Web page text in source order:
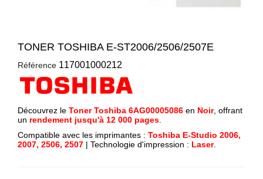
TONER TOSHIBA E-ST2006/2506/2507E
Référence 117001000212
Découvrez le Toner Toshiba 6AG00005086 en Noir, offrant
un rendement jusqu'à 12 000 pages.
Compatible avec les imprimantes : Toshiba E-Studio 2006,
2007, 2506, 2507 | Technologie d'impression : Laser.